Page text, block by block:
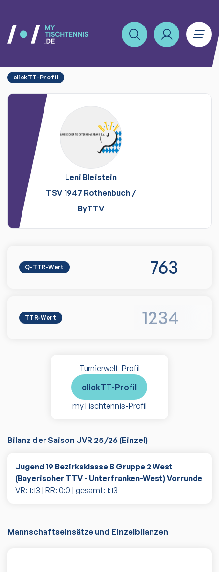
clickTT-Profil
Leni Bleistein
TSV 1947 Rothenbuch /
ByTTV
Q-TTR-Wert 763
TTR-Wert 1234
Turnierwelt-Profil
clickTT-Profil
myTischtennis-Profil
Bilanz der Saison JVR 25/26(Einzel)
Jugend 19 Bezirksklasse B Gruppe 2 West
(Bayerischer TTV - Unterfranken-West) Vorrunde
VR: 1:13 | RR: 0:0 | gesamt: 1:13
Mannschaftseinsätze und Einzelbilanzen